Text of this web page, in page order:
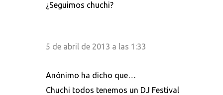
¿Seguimos chuchi?
5 de abril de 2013 a las 1:33
Anónimo ha dicho que…
Chuchi todos tenemos un DJ Festival